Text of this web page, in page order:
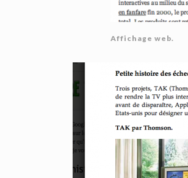
Affichage web.